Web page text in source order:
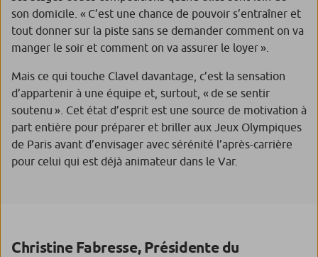
son domicile. « C’est une chance de pouvoir s’entraîner et
tout donner sur la piste sans se demander comment on va
manger le soir et comment on va assurer le loyer ».
Mais ce qui touche Clavel davantage, c’est la sensation
d’appartenir à une équipe et, surtout, « de se sentir
soutenu ». Cet état d’esprit est une source de motivation à
part entière pour préparer et briller aux Jeux Olympiques
de Paris avant d’envisager avec sérénité l’après-carrière
pour celui qui est déjà animateur dans le Var.
Christine Fabresse, Présidente du